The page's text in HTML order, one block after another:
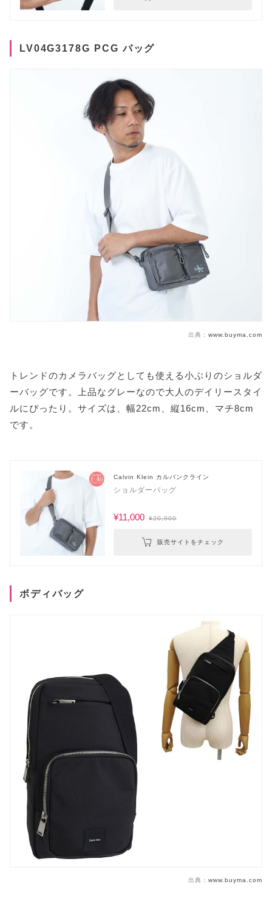
LV04G3178G PCG バッグ
出典： www.buyma.com
トレンドのカメラバッグとしても使える小ぶりのショルダ
ーバッグです。上品なグレーなので大人のデイリースタイ
ルにぴったり。サイズは、幅22cm、縦16cm、マチ8cm
です。
Calvin Klein カルバンクライン
ショルダーバッグ
¥11,000 ¥20,900
販売サイトをチェック
ボディバッグ
出典： www.buyma.com